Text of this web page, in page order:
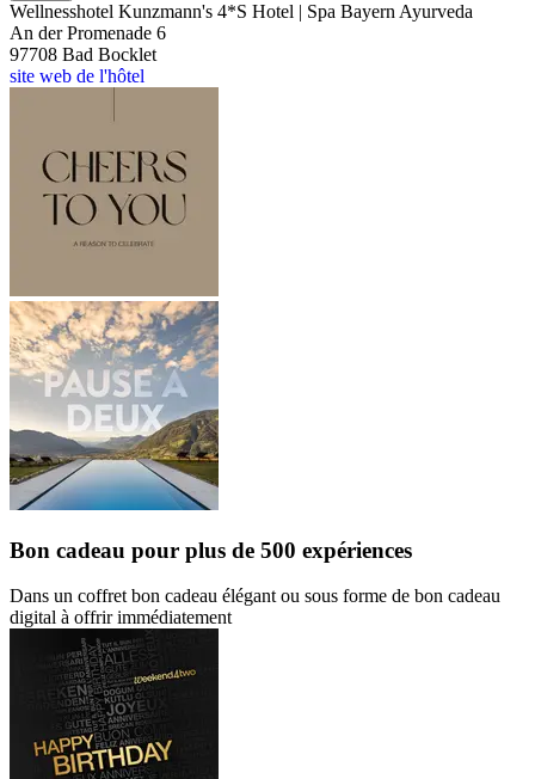
Wellnesshotel Kunzmann's 4*S Hotel | Spa Bayern Ayurveda
An der Promenade 6
97708 Bad Bocklet
site web de l'hôtel
Bon cadeau pour plus de 500 expériences
Dans un coffret bon cadeau élégant ou sous forme de bon cadeau
digital à offrir immédiatement